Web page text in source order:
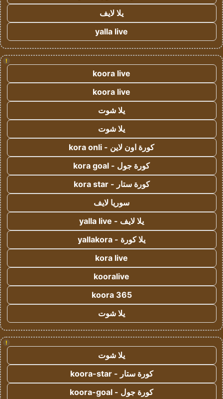
يلا لايف
yalla live
!
koora live
koora live
يلا شوت
يلا شوت
كورة اون لاين - kora onli
كورة جول - kora goal
كورة ستار - kora star
سوريا لايف
يلا لايف - yalla live
يلا كورة - yallakora
kora live
kooralive
koora 365
يلا شوت
!
يلا شوت
كورة ستار - koora-star
كورة جول - koora-goal